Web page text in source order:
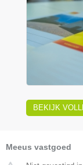
BEKIJK
Meeus vastgoed